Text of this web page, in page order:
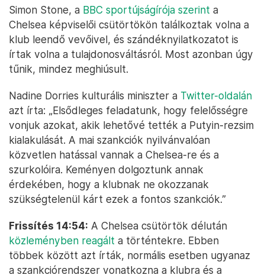
Simon Stone, a BBC sportújságírója szerint a
Chelsea képviselői csütörtökön találkoztak volna a
klub leendő vevőivel, és szándéknyilatkozatot is
írtak volna a tulajdonosváltásról. Most azonban úgy
tűnik, mindez meghiúsult.
Nadine Dorries kulturális miniszter a Twitter-oldalán
azt írta: „Elsődleges feladatunk, hogy felelősségre
vonjuk azokat, akik lehetővé tették a Putyin-rezsim
kialakulását. A mai szankciók nyilvánvalóan
közvetlen hatással vannak a Chelsea-re és a
szurkolóira. Keményen dolgoztunk annak
érdekében, hogy a klubnak ne okozzanak
szükségtelenül kárt ezek a fontos szankciók.”
Frissítés 14:54: A Chelsea csütörtök délután
közleményben reagált a történtekre. Ebben
többek között azt írták, normális esetben ugyanaz
a szankciórendszer vonatkozna a klubra és a